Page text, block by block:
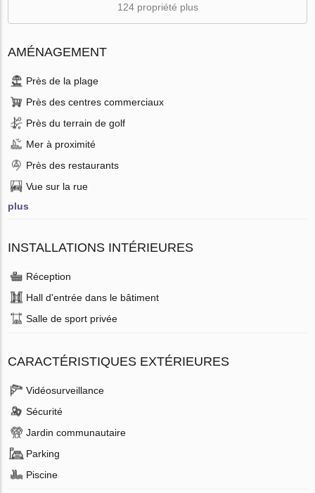
124 propriété plus
AMÉNAGEMENT
Près de la plage
Près des centres commerciaux
Près du terrain de golf
Mer à proximité
Près des restaurants
Vue sur la rue
plus
INSTALLATIONS INTÉRIEURES
Réception
Hall d'entrée dans le bâtiment
Salle de sport privée
CARACTÉRISTIQUES EXTÉRIEURES
Vidéosurveillance
Sécurité
Jardin communautaire
Parking
Piscine